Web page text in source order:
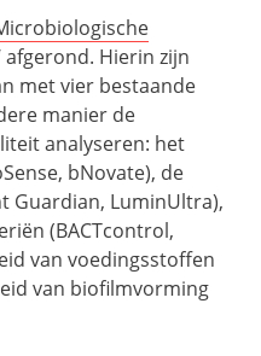
afgerond. Hierin zijn
met vier bestaande
manier de
analyseren: het
bNovate), de
Guardian, LuminUltra),
(BACTcontrol,
van voedingsstoffen
van biofilmvorming